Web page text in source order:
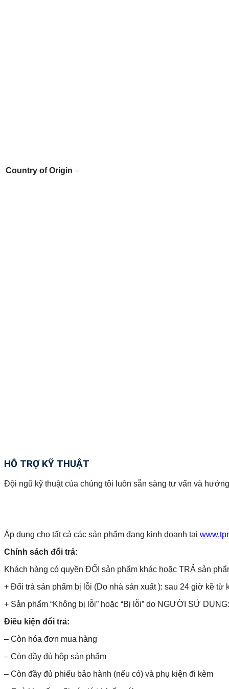
Country of Origin –
HỖ TRỢ KỸ THUẬT
Đội ngũ kỹ thuật của chúng tôi luôn sẵn sàng tư vấn và
Áp dụng cho tất cả các sản phẩm đang kinh doanh tại
Chính sách đổi trả:
Khách hàng có quyền ĐỔI sản phẩm khác hoặc TRẢ sản
+ Đổi trả sản phẩm bị lỗi (Do nhà sản xuất ): sau 24 giờ kề từ
+ Sản phẩm “Không bị lỗi” hoặc “Bị lỗi” do NGƯỜI SỬ
Điều kiện đổi trả:
– Còn hóa đơn mua hàng
– Còn đầy đủ hộp sản phẩm
– Còn đầy đủ phiếu bảo hành (nếu có) và phụ kiện đi kèm